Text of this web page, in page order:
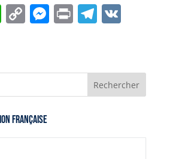
W
s
A
p
p
C
y
Li
n
k
M
e
n
PrT
gr
a
V
Française